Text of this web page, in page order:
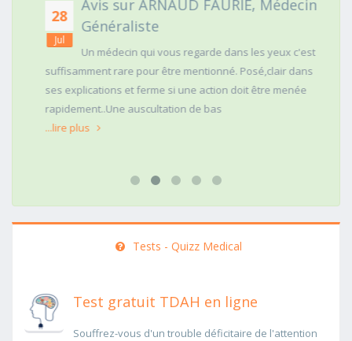
28
Jul
Avis sur ARNAUD FAURIE, Médecin
Généraliste
Un médecin qui vous regarde dans les yeux c'est
suffisamment rare pour être mentionné. Posé,clair dans
ses explications et ferme si une action doit être menée
rapidement..Une auscultation de bas
...lire plus
Tests - Quizz Medical
Test gratuit TDAH en ligne
Souffrez-vous d'un trouble déficitaire de l'attention